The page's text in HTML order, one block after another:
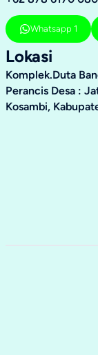
Whatsapp 1
Lokasi
Komplek.Duta
Perancis Desa :
Kosambi,